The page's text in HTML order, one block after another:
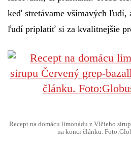
keď stretávame všímavých ľudí,
ľudí priplatiť si za kvalitnejšie
Recept na domácu limonádu z Vlčieho
na konci článku.